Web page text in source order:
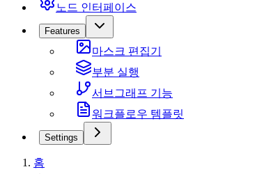
노드 인터페이스
Features
마스크 편집기
부분 실행
서브그래프 기능
워크플로우 템플릿
Settings
홈